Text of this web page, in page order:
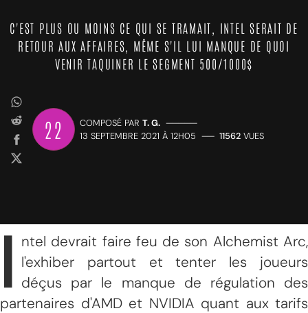
C'EST PLUS OU MOINS CE QUI SE TRAMAIT, INTEL SERAIT DE
RETOUR AUX AFFAIRES, MÊME S'IL LUI MANQUE DE QUOI
VENIR TAQUINER LE SEGMENT 500/1000$
22 COMPOSÉ PAR T. G. —————
13 SEPTEMBRE 2021 À 12H05 —— 11562 VUES
I ntel devrait faire feu de son Alchemist Arc,
l'exhiber partout et tenter les joueurs
déçus par le manque de régulation des
partenaires d'AMD et NVIDIA quant aux tarifs